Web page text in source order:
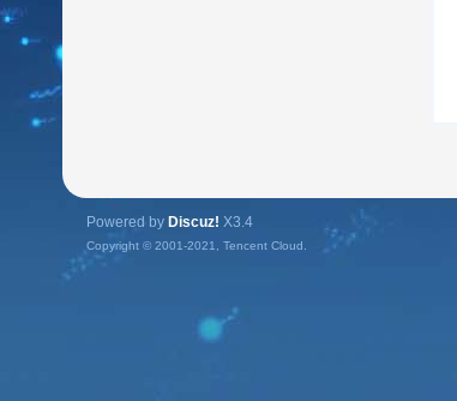
Powered by Discuz! X3.4
Copyright © 2001-2021, Tencent Cloud.